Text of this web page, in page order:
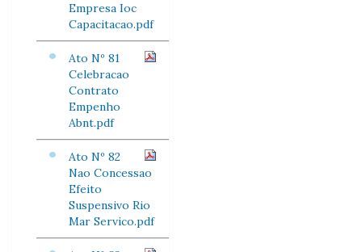
Empresa Ioc
Capacitacao.pdf
Ato Nº 81
Celebracao
Contrato
Empenho
Abnt.pdf
Ato Nº 82
Nao Concessao
Efeito
Suspensivo Rio
Mar Servico.pdf